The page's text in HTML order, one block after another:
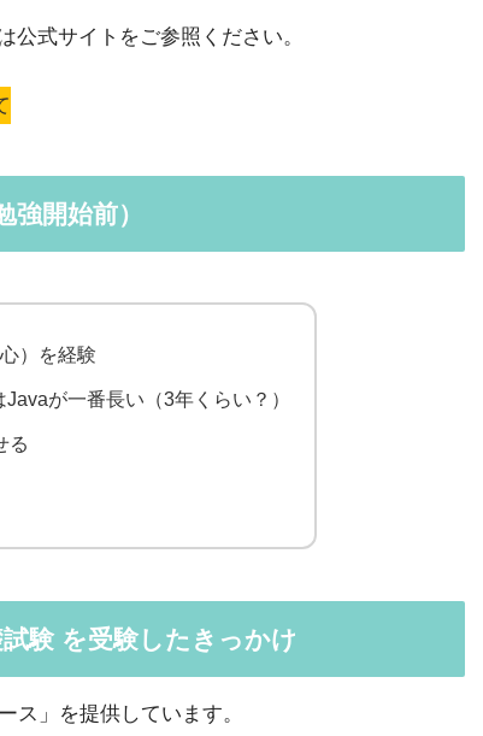
式サイトをご参照ください。
開始前）
）を経験
が一番長い（3年くらい？）
る
験を受験したきっかけ
ス」を提供しています。